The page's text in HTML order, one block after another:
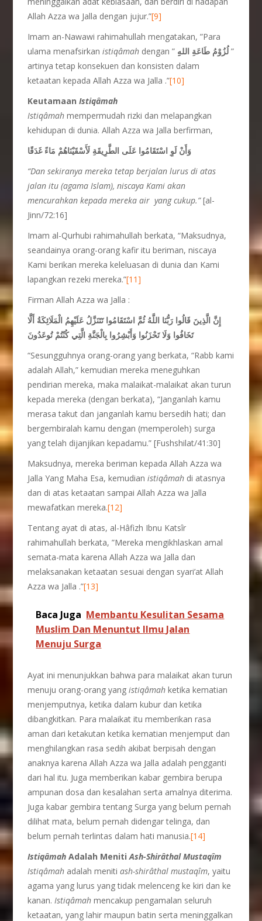
Allah Azza wa Jalla dengan jujur.”[9]
Imam an-Nawawi rahimahullah mengatakan, ”Para
ulama menafsirkanistiqâmah dengan ” لُزُوْمُ طَاعَةِ اللهِِ”
artinya tetap konsekuen dan konsisten dalam
ketaatan kepada Allah Azza wa Jalla .”[10]
KeutamaanIstiqâmah
Istiqâmah mempermudah rizki dan melapangkan
kehidupan di dunia. Allah Azza wa Jalla berfirman,
وَأَنْ لَوِ اسْتَقَامُوا عَلَى الطَّرِيقَةِ لَأَسْقَيْنَاهُمْ مَاءً غَدَقًا
“Dan sekiranya mereka tetap berjalan lurus di atas
jalan itu (agama Islam), niscaya Kami akan
mencurahkan kepada mereka air yang cukup.”[al-
Jinn/72:16]
Imam al-Qurhubi rahimahullah berkata, “Maksudnya,
seandainya orang-orang kafir itu beriman, niscaya
Kami berikan mereka keleluasan di dunia dan Kami
lapangkan rezeki mereka.”[11]
Firman Allah Azza wa Jalla :
إِنَّ الَّذِينَ قَالُوا رَبُّنَا اللَّهُ ثُمَّ اسْتَقَامُوا تَتَنَزَّلُ عَلَيْهِمُ الْمَلَائِكَةُ أَلَّا
تَخَافُوا وَلَا تَحْزَنُوا وَأَبْشِرُوا بِالْجَنَّةِ الَّتِي كُنْتُمْ تُوعَدُونَ
“Sesungguhnya orang-orang yang berkata, “Rabb kami
adalah Allah,” kemudian mereka meneguhkan
pendirian mereka, maka malaikat-malaikat akan turun
kepada mereka (dengan berkata), “Janganlah kamu
merasa takut dan janganlah kamu bersedih hati; dan
bergembiralah kamu dengan (memperoleh) surga
yang telah dijanjikan kepadamu.” [Fushshilat/41:30]
Maksudnya, mereka beriman kepada Allah Azza wa
Jalla Yang Maha Esa, kemudianistiqâmah di atasnya
dan di atas ketaatan sampai Allah Azza wa Jalla
mewafatkan mereka.[12]
Tentang ayat di atas, al-Hâfizh Ibnu Katsîr
rahimahullah berkata, ”Mereka mengikhlaskan amal
semata-mata karena Allah Azza wa Jalla dan
melaksanakan ketaatan sesuai dengan syari’at Allah
Azza wa Jalla .”[13]
Baca Juga Membantu Kesulitan Sesama
Muslim Dan Menuntut Ilmu Jalan
Menuju Surga
Ayat ini menunjukkan bahwa para malaikat akan turun
menuju orang-orang yangistiqâmah ketika kematian
menjemputnya, ketika dalam kubur dan ketika
dibangkitkan. Para malaikat itu memberikan rasa
aman dari ketakutan ketika kematian menjemput dan
menghilangkan rasa sedih akibat berpisah dengan
anaknya karena Allah Azza wa Jalla adalah pengganti
dari hal itu. Juga memberikan kabar gembira berupa
ampunan dosa dan kesalahan serta amalnya diterima.
Juga kabar gembira tentang Surga yang belum pernah
dilihat mata, belum pernah didengar telinga, dan
belum pernah terlintas dalam hati manusia.[14]
Istiqâmah Adalah MenitiAsh-Shirâthal Mustaqîm
Istiqâmah adalah menitiash-shirâthal mustaqîm, yaitu
agama yang lurus yang tidak melenceng ke kiri dan ke
kanan.Istiqâmah mencakup pengamalan seluruh
ketaatan, yang lahir maupun batin serta meninggalkan